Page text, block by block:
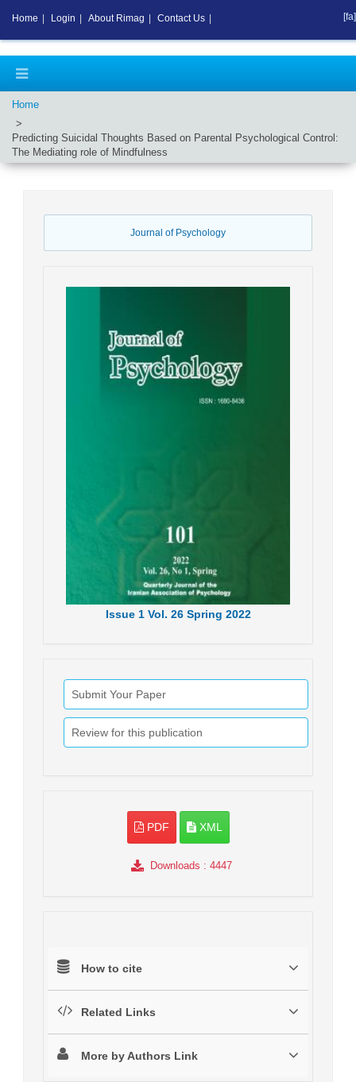
Home
Predicting Suicidal Thoughts Based on Parental Psychological Control:
The Mediating role of Mindfulness
Journal of Psychology
Issue1 Vol. 26 Spring 2022
Submit Your Paper
Review for this publication
PDF XML
Downloads : 4447
How to cite
Related Links
More by Authors Link
Home Login About Rimag Contact Us [fa]